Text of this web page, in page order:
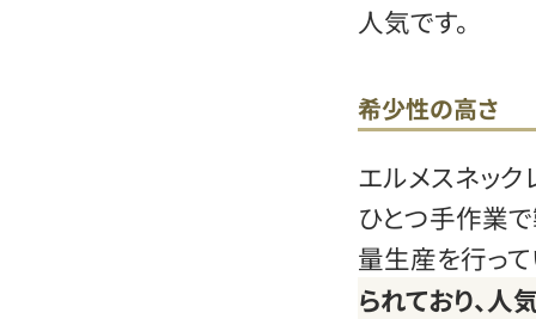
人気です。
希少性の高さ
エルメスネッ
ひとつ手作業
量生産を行って
られており、